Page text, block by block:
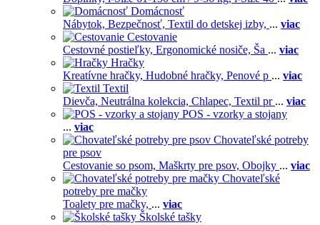
Domácnosť
Nábytok, Bezpečnosť, Textil do detskej izby, ... viac
Cestovanie
Cestovné postieľky, Ergonomické nosiče, Ša ... viac
Hračky
Kreatívne hračky, Hudobné hračky, Penové p ... viac
Textil
Dievča, Neutrálna kolekcia, Chlapec, Textil pr ... viac
POS - vzorky a stojany
... viac
Chovateľské potreby
pre psov
Cestovanie so psom, Maškrty pre psov, Obojky ... viac
Chovateľské
potreby pre mačky
Toalety pre mačky, ... viac
Školské tašky